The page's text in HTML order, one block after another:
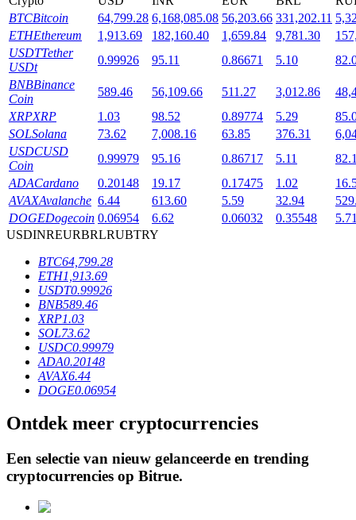
Launchpool
Flexibel staken om populaire tokens te verdienen.
BTR-vergrendelingen
Exclusieve beleggingen voor BTR-houders
Door crypto ondersteunde leenservice
BTCBitcoin 64,799.28 6,168,085.08 56,203.66 331,202.11
ETHEthereum 1,913.69 182,160.40 1,659.84 9,781.30
USDTTether
USDt
0.99926 95.11 0.86671 5.10
BNBBinance
Coin
589.46 56,109.66 511.27 3,012.86
XRPXRP 1.03 98.52 0.89774 5.29
SOLSolana 73.62 7,008.16 63.85 376.31
USDCUSD
Coin
0.99979 95.16 0.86717 5.11
ADACardano 0.20148 19.17 0.17475 1.02
AVAXAvalanche 6.44 613.60 5.59 32.94
DOGEDogecoin 0.06954 6.62 0.06032 0.35548
USDINREURBRLRUBTRY
BTC64,799.28
ETH1,913.69
USDT0.99926
BNB589.46
XRP1.03
SOL73.62
USDC0.99979
ADA0.20148
AVAX6.44
DOGE0.06954
Ontdek meer cryptocurrencies
Een selectie van nieuw gelanceerde en trending
cryptocurrencies op Bitrue.